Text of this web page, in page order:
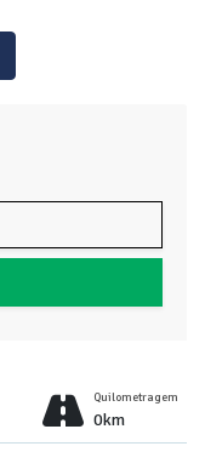
Quilometragem
0km